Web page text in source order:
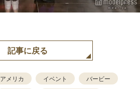
記事に戻る
アメリカ イベント
バービー